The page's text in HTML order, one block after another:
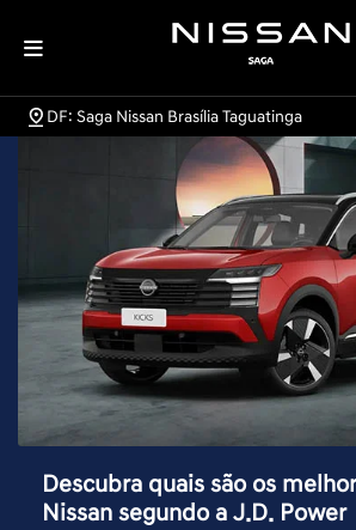
DF: Saga Nissan Brasília Taguatinga
Descubra quais são os
Nissan segundo a J.D. Power